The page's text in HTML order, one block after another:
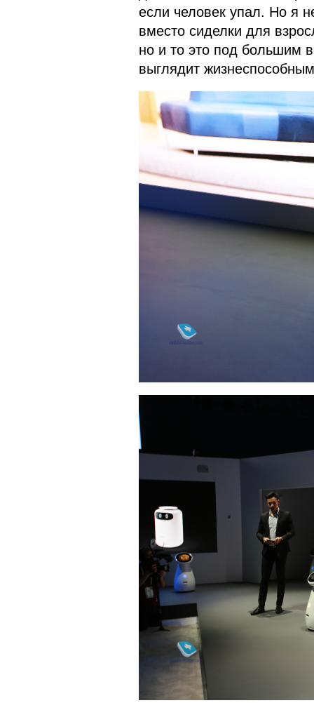
если человек упал. Но я
вместо сиделки для
но и то это под большим
выглядит